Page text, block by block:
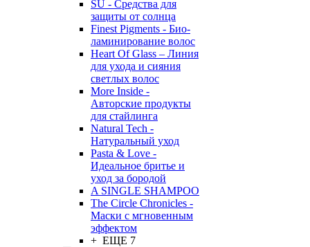
SU - Средства для
защиты от солнца
Finest Pigments - Био-
ламинирование волос
Heart Of Glass – Линия
для ухода и сияния
светлых волос
More Inside -
Авторские продукты
для стайлинга
Natural Tech -
Натуральный уход
Pasta & Love -
Идеальное бритье и
уход за бородой
A SINGLE SHAMPOO
The Circle Chronicles -
Маски с мгновенным
эффектом
+ ЕЩЕ 7